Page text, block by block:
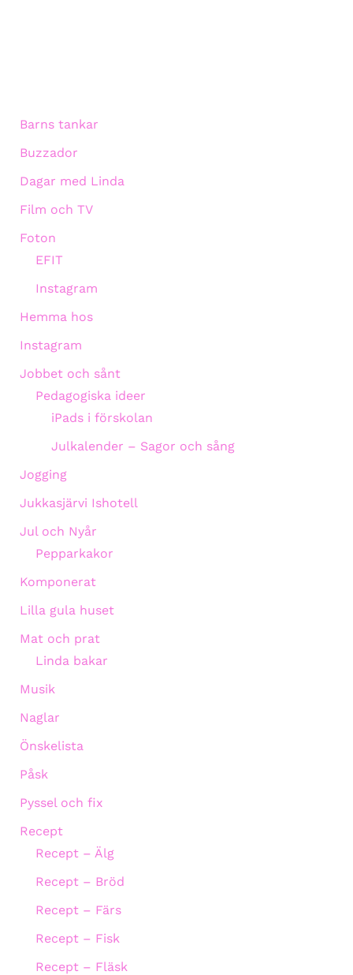
Barns tankar
Buzzador
Dagar med Linda
Film och TV
Foton
EFIT
Instagram
Hemma hos
Instagram
Jobbet och sånt
Pedagogiska ideer
iPads i förskolan
Julkalender – Sagor och sång
Jogging
Jukkasjärvi Ishotell
Jul och Nyår
Pepparkakor
Komponerat
Lilla gula huset
Mat och prat
Linda bakar
Musik
Naglar
Önskelista
Påsk
Pyssel och fix
Recept
Recept – Älg
Recept – Bröd
Recept – Färs
Recept – Fisk
Recept – Fläsk